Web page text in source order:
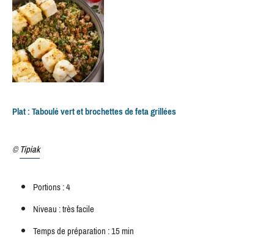
Plat : Taboulé vert et brochettes de feta grillées
©Tipiak
Portions : 4
Niveau : très facile
Temps de préparation : 15 min